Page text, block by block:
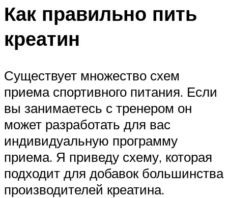
Как правильно пить
креатин
Существует множество схем
приема спортивного питания. Если
вы занимаетесь с тренером он
может разработать для вас
индивидуальную программу
приема. Я приведу схему, которая
подходит для добавок большинства
производителей креатина.